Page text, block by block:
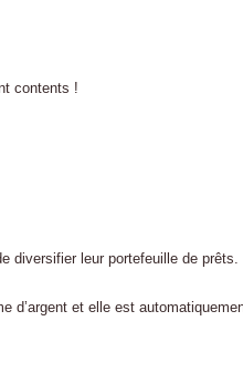
contents !
diversifier leur portefeuille de prêts.
d’argent et elle est